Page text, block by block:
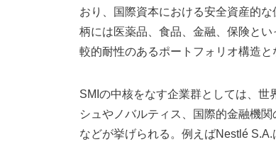
おり、国際資本における安全資産的
柄には医薬品、食品、金融、保険と
較的耐性のあるポートフォリオ構造
SMIの中核をなす企業群としては、世
シュやノバルティス、国際的金融機
などが挙げられる。例えばNestlé